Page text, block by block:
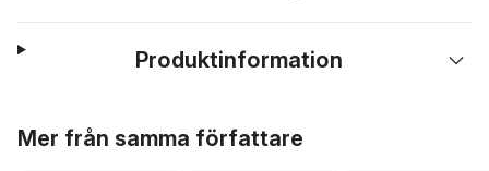
Produktinformation
Mer från samma författare